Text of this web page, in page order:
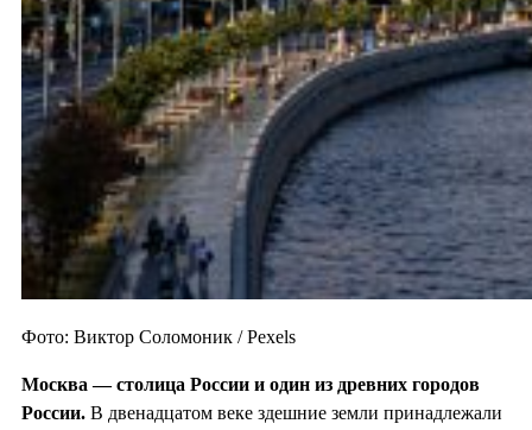
Фото: Виктор Соломоник / Pexels
Москва — столица России и один из древних городов
России. В двенадцатом веке здешние земли принадлежали